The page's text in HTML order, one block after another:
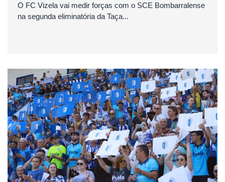
O FC Vizela vai medir forças com o SCE Bombarralense
na segunda eliminatória da Taça...